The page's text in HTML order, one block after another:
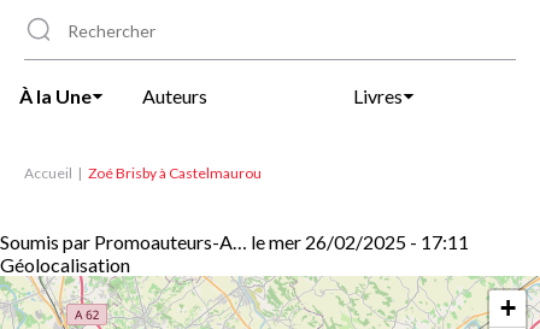
À la Une Auteurs Livres
Accueil Zoé Brisby à Castelmaurou
Soumis par Promoauteurs-A… lemer 26/02/2025 - 17:11
Géolocalisation
+